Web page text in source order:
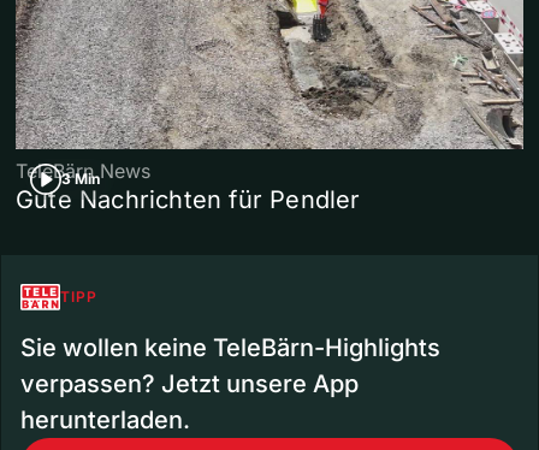
3 Min
TeleBärn News
Gute Nachrichten für Pendler
TIPP
Sie wollen keine TeleBärn-Highlights
verpassen? Jetzt unsere App
herunterladen.